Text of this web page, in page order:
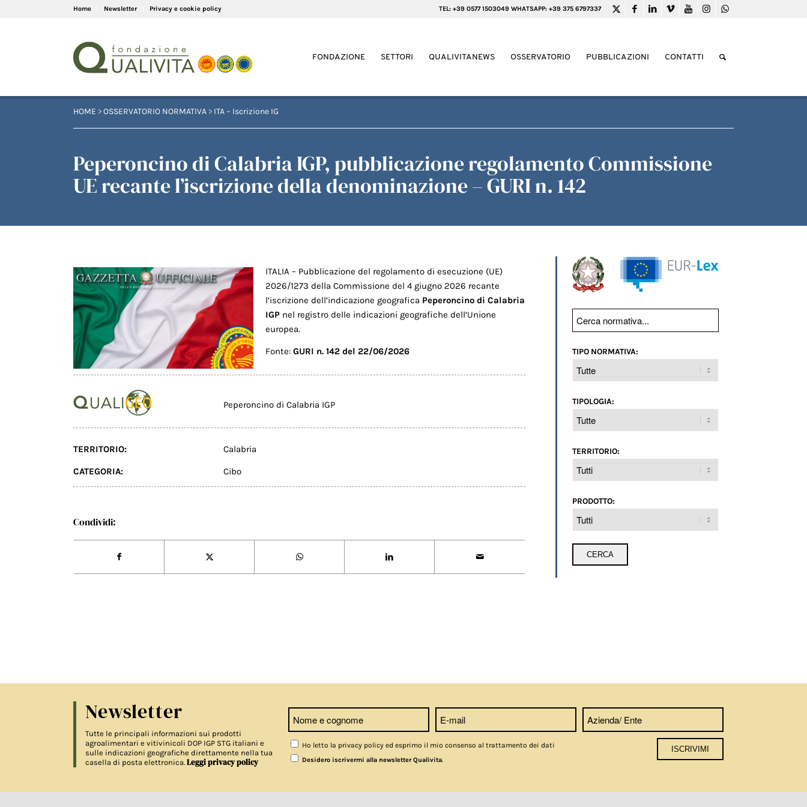
Home Newsletter Privacy e cookie policy TEL: +39 0577 1503049 WHATSAPP: +39 375 6797337
FONDAZIONE SETTORI QUALIVITANEWS OSSERVATORIO PUBBLICAZIONI CONTATTI
HOME >OSSERVATORIO NORMATIVA > ITA – Iscrizione IG
Peperoncino di Calabria IGP, pubblicazione regolamento Commissione
UE recante l’iscrizione della denominazione – GURI n. 142
ITALIA – Pubblicazione del regolamento di esecuzione (UE)
2026/1273 della Commissione del 4 giugno 2026 recante
l’iscrizione dell’indicazione geografica Peperoncino di Calabria
IGP nel registro delle indicazioni geografiche dell’Unione
europea.
Fonte: GURI n. 142 del 22/06/2026
Peperoncino di Calabria IGP
TERRITORIO: Calabria
CATEGORIA: Cibo
Condividi:
TIPO NORMATIVA:
TIPOLOGIA:
TERRITORIO:
PRODOTTO:
Newsletter
Tutte le principali informazioni sui prodotti
agroalimentari e vitivinicoli DOP IGP STG italiani e
sulle indicazioni geografiche direttamente nella tua
casella di posta elettronica. Leggi privacy policy
Ho letto la privacy policy ed esprimo il mio consenso al trattamento dei dati
Desidero iscrivermi alla newsletter Qualivita